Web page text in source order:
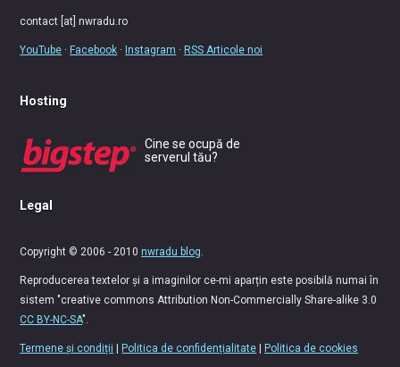
contact [at] nwradu.ro
YouTube ·Facebook ·Instagram ·RSS Articole noi
Hosting
Cine se ocupă de
serverul tău?
Legal
Copyright © 2006 - 2010nwradu blog
Reproducerea textelor și a imaginilor ce-mi aparțin este posibilă numai în
sistem "creative commons Attribution Non-Commercially Share-alike 3.0
CC BY-NC-SA".
Termene și condiții |Politica de confidențialitate |Politica de cookies